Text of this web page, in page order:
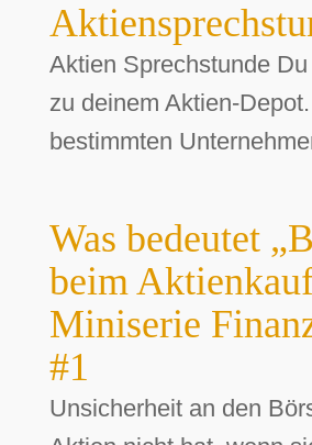
Aktien Sprechstunde
zu deinem Aktien-
bestimmten
Was bedeutet
beim
Miniserie
#1
Unsicherheit an den